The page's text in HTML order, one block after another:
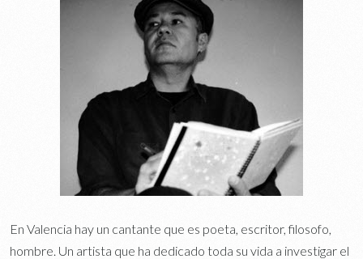
En Valencia hay un cantante que es poeta, escritor, filosofo,
hombre. Un artista que ha dedicado toda su vida a investigar el